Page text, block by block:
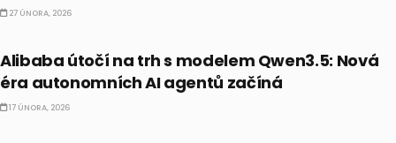
27 ÚNORA, 2026
Alibaba útočí na trh s modelem Qwen3.5: Nová
éra autonomních AI agentů začíná
17 ÚNORA, 2026